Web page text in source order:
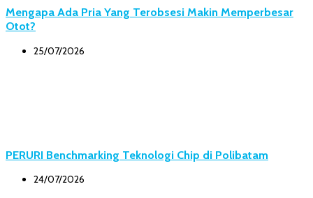
Mengapa Ada Pria Yang Terobsesi Makin Memperbesar
Otot?
25/07/2026
PERURI Benchmarking Teknologi Chip di Polibatam
24/07/2026